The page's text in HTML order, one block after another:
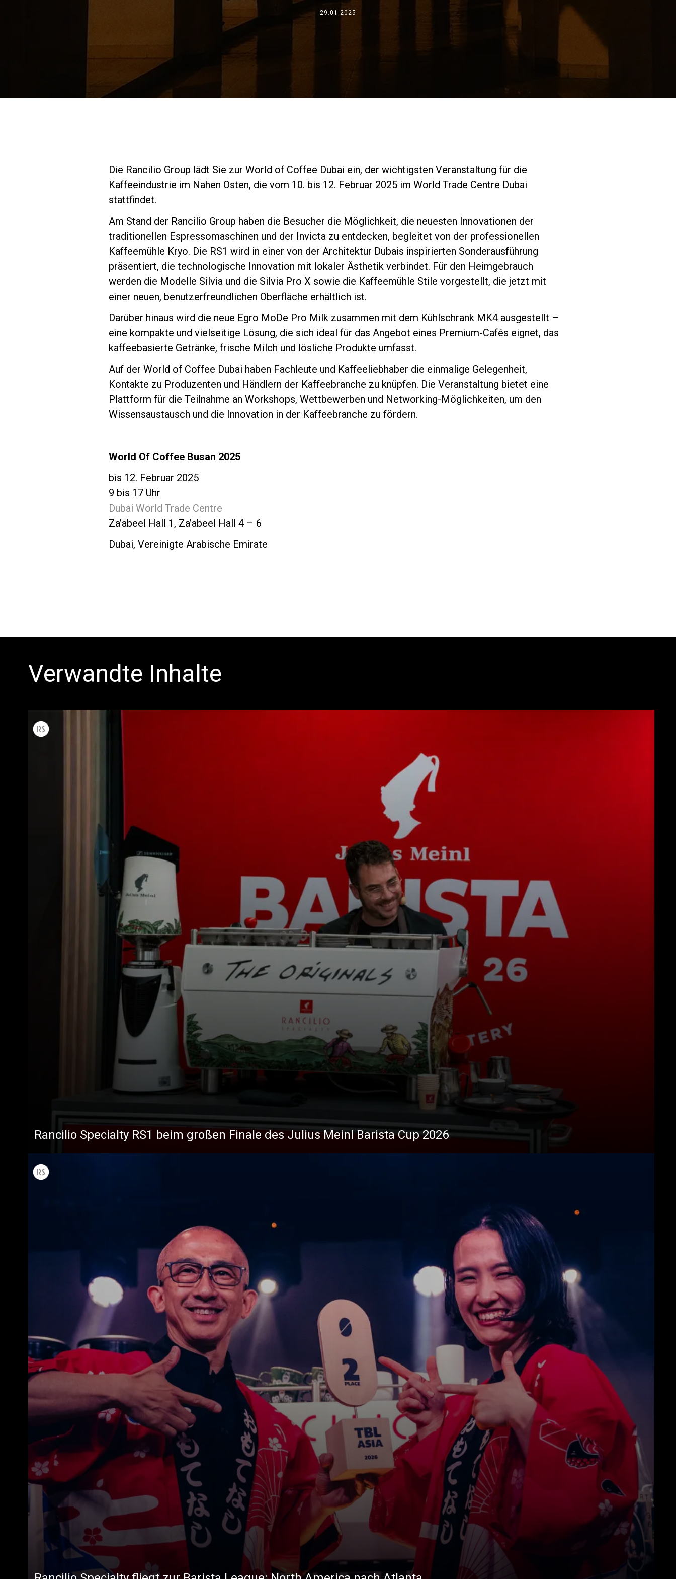
29.01.2025
Die Rancilio Group lädt Sie zur World of Coffee Dubai ein, der wichtigsten Veranstaltung für die
Kaffeeindustrie im Nahen Osten, die vom 10. bis 12. Februar 2025 im World Trade Centre Dubai
stattfindet.
Am Stand der Rancilio Group haben die Besucher die Möglichkeit, die neuesten Innovationen der
traditionellen Espressomaschinen und der Invicta zu entdecken, begleitet von der professionellen
Kaffeemühle Kryo. Die RS1 wird in einer von der Architektur Dubais inspirierten Sonderausführung
präsentiert, die technologische Innovation mit lokaler Ästhetik verbindet. Für den Heimgebrauch
werden die Modelle Silvia und die Silvia Pro X sowie die Kaffeemühle Stile vorgestellt, die jetzt mit
einer neuen, benutzerfreundlichen Oberfläche erhältlich ist.
Darüber hinaus wird die neue Egro MoDe Pro Milk zusammen mit dem Kühlschrank MK4 ausgestellt –
eine kompakte und vielseitige Lösung, die sich ideal für das Angebot eines Premium-Cafés eignet, das
kaffeebasierte Getränke, frische Milch und lösliche Produkte umfasst.
Auf der World of Coffee Dubai haben Fachleute und Kaffeeliebhaber die einmalige Gelegenheit,
Kontakte zu Produzenten und Händlern der Kaffeebranche zu knüpfen. Die Veranstaltung bietet eine
Plattform für die Teilnahme an Workshops, Wettbewerben und Networking-Möglichkeiten, um den
Wissensaustausch und die Innovation in der Kaffeebranche zu fördern.
World Of Coffee Busan 2025
bis 12. Februar 2025
9 bis 17 Uhr
Dubai World Trade Centre
Za’abeel Hall 1, Za’abeel Hall 4 – 6
Dubai, Vereinigte Arabische Emirate
Verwandte Inhalte
Rancilio Specialty RS1 beim großen Finale des Julius Meinl Barista Cup 2026
Produkte Nachrichten Herunterladen
Wo wir sind
Arbeiten Sie mit uns
Nachhaltigkeit
Connect
Kontaktieren
Sie uns